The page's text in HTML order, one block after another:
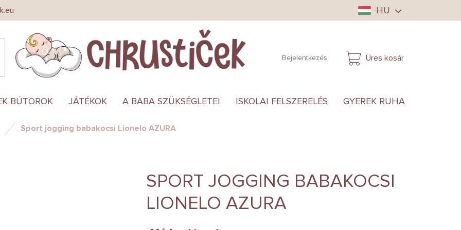
HU
Bejelentkezés
KOSÁR
Üres kosár
BÚTOROK JÁTÉKOK A BABA SZÜKSÉGLETEI ISKOLAI FELSZERELÉS GYEREK RUHA
Sport jogging babakocsi Lionelo AZURA
SPORT JOGGING BABAKOCSI
LIONELO AZURA